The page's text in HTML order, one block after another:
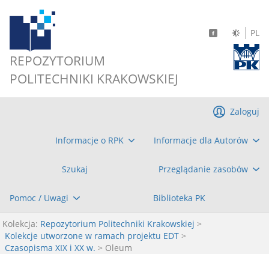
REPOZYTORIUM
POLITECHNIKI KRAKOWSKIEJ
PL
Informacje o RPK Informacje dla Autorów
Szukaj Przeglądanie zasobów
Pomoc / Uwagi Biblioteka PK
Zaloguj
Kolekcja: Repozytorium Politechniki Krakowskiej >
Kolekcje utworzone w ramach projektu EDT >
Czasopisma XIX i XX w. > Oleum